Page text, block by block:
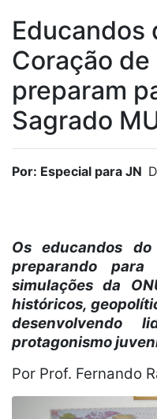
Educandos
Coração
preparam
Sagrado
Por: Especial para JN
Os educandos
preparando para
simulações da
históricos,
desenvolvendo
protagonismo
Por Prof. Fernando